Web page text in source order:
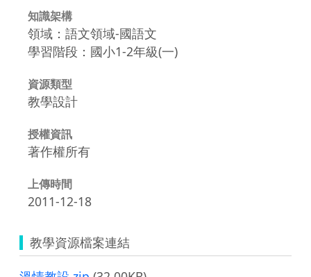
知識架構
領域：語文領域-國語文
學習階段：國小1-2年級(一)
資源類型
教學設計
授權資訊
著作權所有
上傳時間
2011-12-18
教學資源檔案連結